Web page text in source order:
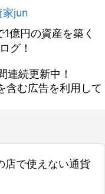
家jun
億円の資産を築く
グ！
続更新中！
含む広告を利用して
店で使えない通貨